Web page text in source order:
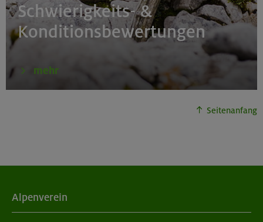
Schwierigkeits- &
Konditionsbewertungen
mehr
Seitenanfang
Alpenverein